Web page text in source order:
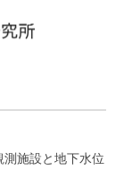
施設と地下水位